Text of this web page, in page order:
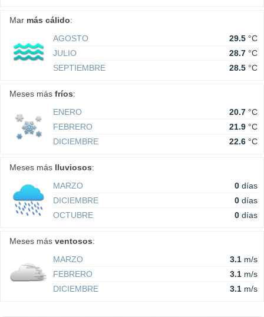
Mar más cálido:
AGOSTO
29.5 °C
JULIO
28.7 °C
SEPTIEMBRE
28.5 °C
Meses más fríos:
ENERO
20.7 °C
FEBRERO
21.9 °C
DICIEMBRE
22.6 °C
Meses más lluviosos:
MARZO
0 días
DICIEMBRE
0 días
OCTUBRE
0 días
Meses más ventosos:
MARZO
3.1 m/s
FEBRERO
3.1 m/s
DICIEMBRE
3.1 m/s